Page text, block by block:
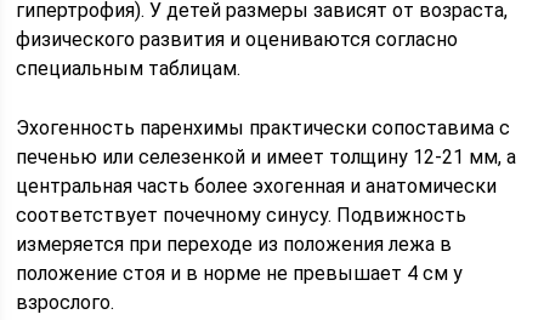
гипертрофия). У детей размеры зависят от возраста,
физического развития и оцениваются согласно
специальным таблицам.
Эхогенность паренхимы практически сопоставима с
печенью или селезенкой и имеет толщину 12-21 мм, а
центральная часть более эхогенная и анатомически
соответствует почечному синусу. Подвижность
измеряется при переходе из положения лежа в
положение стоя и в норме не превышает 4 см у
взрослого.